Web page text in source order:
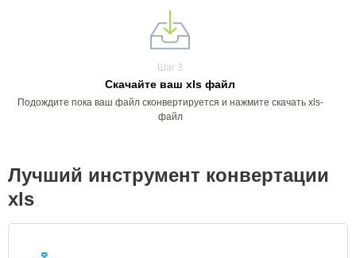
Шаг 3
Скачайте ваш xls файл
Подождите пока ваш файл сконвертируется и нажмите скачать xls-
файл
Лучший инструмент конвертации
xls